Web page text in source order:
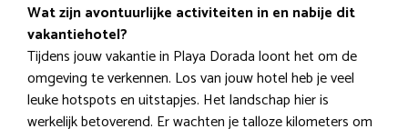
Wat zijn avontuurlijke activiteiten in en nabije dit
vakantiehotel?
Tijdens jouw vakantie in Playa Dorada loont het om de
omgeving te verkennen. Los van jouw hotel heb je veel
leuke hotspots en uitstapjes. Het landschap hier is
werkelijk betoverend. Er wachten je talloze kilometers om